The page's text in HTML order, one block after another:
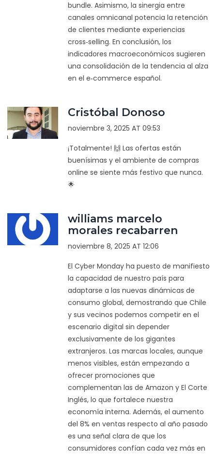
bundle. Asimismo, la sinergia entre
canales omnicanal potencia la retención
de clientes mediante experiencias
cross‑selling. En conclusión, los
indicadores macroeconómicos sugieren
una consolidación de la tendencia al alza
en el e‑commerce español.
Cristóbal Donoso
noviembre 3, 2025 AT 09:53
¡Totalmente! 🙌 Las ofertas están
buenísimas y el ambiente de compras
online se siente más festivo que nunca.
🌟
williams marcelo
morales recabarren
noviembre 8, 2025 AT 12:06
El Cyber Monday ha puesto de manifiesto
la capacidad de nuestro país para
adaptarse a las nuevas dinámicas de
consumo global, demostrando que Chile
y sus vecinos podemos competir en el
escenario digital sin depender
exclusivamente de los gigantes
extranjeros. Las marcas locales, aunque
menos visibles, están empezando a
ofrecer promociones que
complementan las de Amazon y El Corte
Inglés, lo que fortalece nuestra
economía interna. Además, el aumento
del 8% en ventas respecto al año pasado
es una señal clara de que los
consumidores confían cada vez más en